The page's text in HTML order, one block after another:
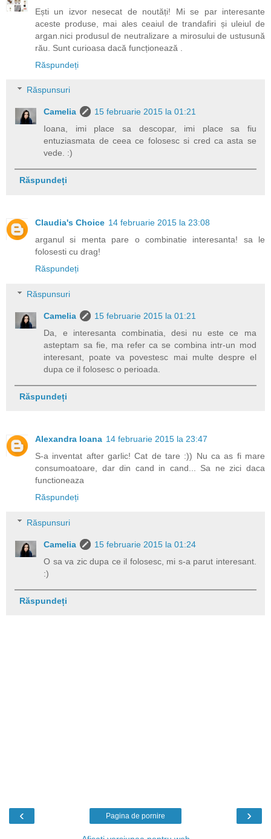
Ești un izvor nesecat de noutăți! Mi se par interesante
aceste produse, mai ales ceaiul de trandafiri și uleiul de
argan.nici produsul de neutralizare a mirosului de ustusună
rău. Sunt curioasa dacă funcționează .
Răspundeți
Răspunsuri
Camelia
15 februarie 2015 la 01:21
Ioana, imi place sa descopar, imi place sa fiu
entuziasmata de ceea ce folosesc si cred ca asta se
vede. :)
Răspundeți
Claudia's Choice 14 februarie 2015 la 23:08
arganul si menta pare o combinatie interesanta! sa le
folosesti cu drag!
Răspundeți
Răspunsuri
Camelia
15 februarie 2015 la 01:21
Da, e interesanta combinatia, desi nu este ce ma
asteptam sa fie, ma refer ca se combina intr-un mod
interesant, poate va povestesc mai multe despre el
dupa ce il folosesc o perioada.
Răspundeți
Alexandra Ioana 14 februarie 2015 la 23:47
S-a inventat after garlic! Cat de tare :)) Nu ca as fi mare
consumoatoare, dar din cand in cand... Sa ne zici daca
functioneaza
Răspundeți
Răspunsuri
Camelia
15 februarie 2015 la 01:24
O sa va zic dupa ce il folosesc, mi s-a parut interesant.
:)
Răspundeți
‹ ›
Pagina de pornire